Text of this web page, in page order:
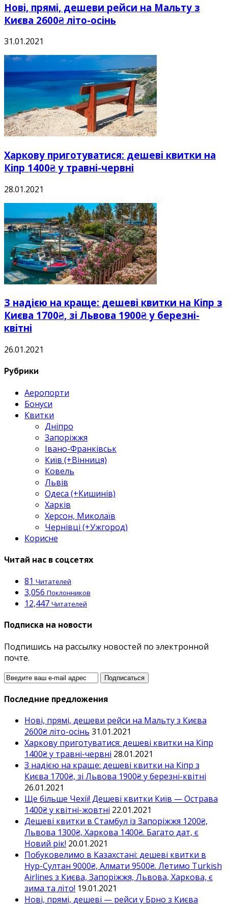
Нові, прямі, дешеви рейси на Мальту з
Києва 2600₴ літо-осінь
31.01.2021
Харкову приготуватися: дешеві квитки на
Кіпр 1400₴ у травні-червні
28.01.2021
З надією на краще: дешеві квитки на Кіпр з
Києва 1700₴, зі Львова 1900₴ у березні-
квітні
26.01.2021
Рубрики
Аеропорти
Бонуси
Квитки
Дніпро
Запоріжжя
Івано-Франківськ
Київ (+Вінниця)
Ковель
Львів
Одеса (+Кишинів)
Харків
Херсон, Миколаїв
Чернівці (+Ужгород)
Корисне
Читай нас в соцсетях
81 Читателей
3,056 Поклонников
12,447 Читателей
Подписка на новости
Подпишись на рассылку новостей по электронной
почте.
Последние предложения
Нові, прямі, дешеви рейси на Мальту з Києва
2600₴ літо-осінь 31.01.2021
Харкову приготуватися: дешеві квитки на Кіпр
1400₴ у травні-червні 28.01.2021
З надією на краще: дешеві квитки на Кіпр з
Києва 1700₴, зі Львова 1900₴ у березні-квітні
26.01.2021
Ще більше Чехії! Дешеві квитки Київ — Острава
1400₴ у квітні-жовтні 22.01.2021
Дешеві квитки в Стамбул із Запоріжжя 1200₴,
Львова 1300₴, Харкова 1400₴. Багато дат, є
Новий рік! 20.01.2021
Побуковелимо в Казахстані: дешеві квитки в
Нур-Султан 9000₴, Алмати 9500₴. Летимо Turkish
Airlines з Києва, Запоріжжя, Львова, Харкова, є
зима та літо! 19.01.2021
Нові, прямі, дешеві — рейси у Брно з Києва